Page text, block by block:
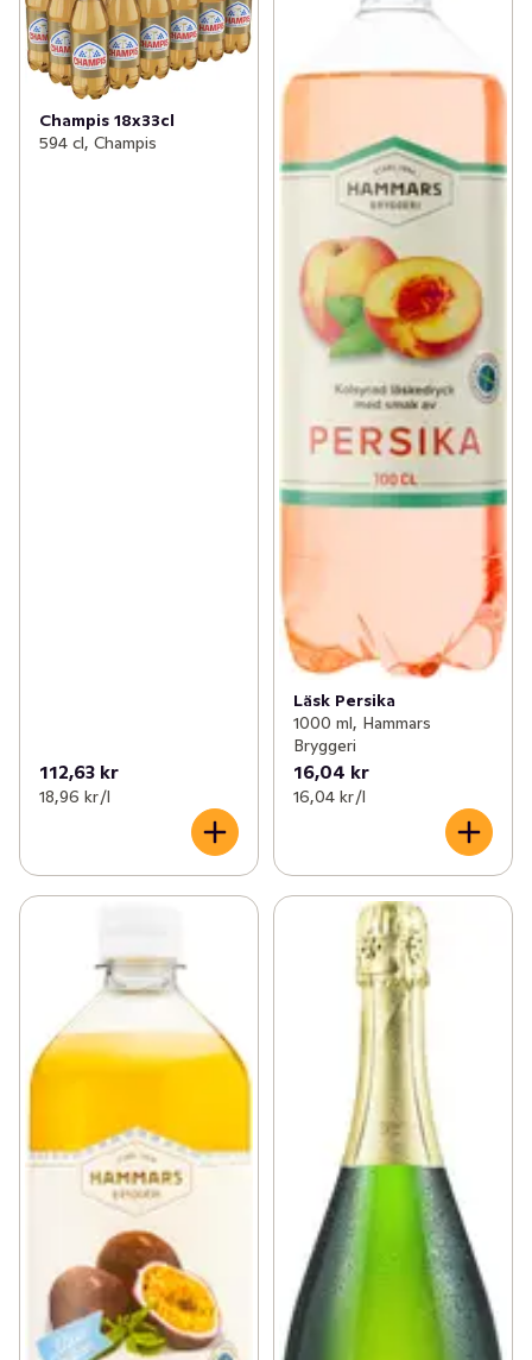
Champis 18x33cl
594 cl, Champis
112,63 kr
18,96 kr /l
Läsk Persika
1000 ml, Hammars
Bryggeri
16,04 kr
16,04 kr /l